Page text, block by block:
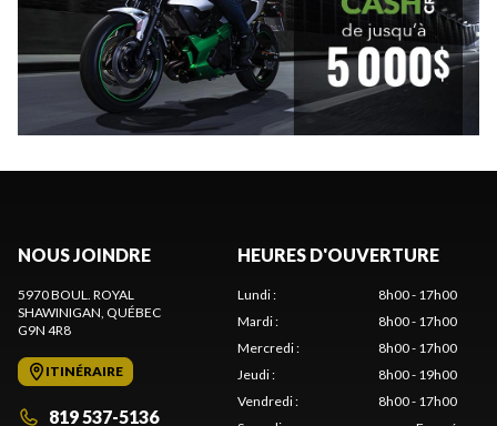
NOUS JOINDRE
5970 BOUL. ROYAL
SHAWINIGAN , QUÉBEC
G9N 4R8
ITINÉRAIRE
819 537-5136
HEURES D'OUVERTURE
Lundi:
8h00 - 17h00
Mardi:
8h00 - 17h00
Mercredi:
8h00 - 17h00
Jeudi:
8h00 - 19h00
Vendredi:
8h00 - 17h00